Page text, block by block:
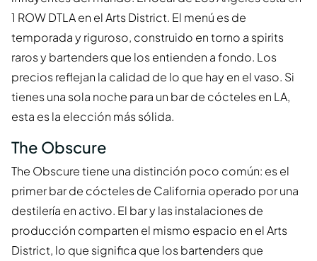
1 ROW DTLA en el Arts District. El menú es de
temporada y riguroso, construido en torno a spirits
raros y bartenders que los entienden a fondo. Los
precios reflejan la calidad de lo que hay en el vaso. Si
tienes una sola noche para un bar de cócteles en LA,
esta es la elección más sólida.
The Obscure
The Obscure tiene una distinción poco común: es el
primer bar de cócteles de California operado por una
destilería en activo. El bar y las instalaciones de
producción comparten el mismo espacio en el Arts
District, lo que significa que los bartenders que